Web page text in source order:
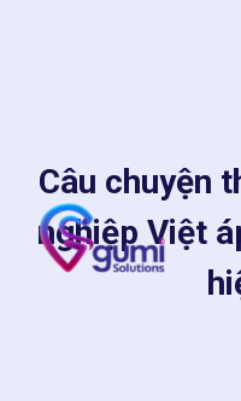
Câu chuyện
nghiệp Việt